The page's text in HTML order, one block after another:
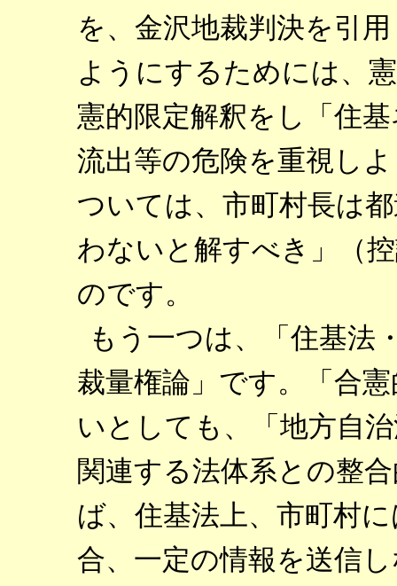
を、金沢地裁判決を引
ようにするためには、
憲的限定解釈をし「住
流出等の危険を重視し
ついては、市町村長は
わないと解すべき」（
のです。
もう一つは、「住基法
裁量権論」です。「合
いとしても、「地方自
関連する法体系との整
ば、住基法上、市町村
合、一定の情報を送信